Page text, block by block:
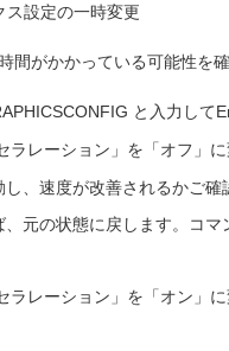
ス設定の一時変更
間がかかっている可能性を確
と入力して
ラレーション」を「オフ」
、速度が改善されるかご確
元の状態に戻します。コ
ラレーション」を「オン」